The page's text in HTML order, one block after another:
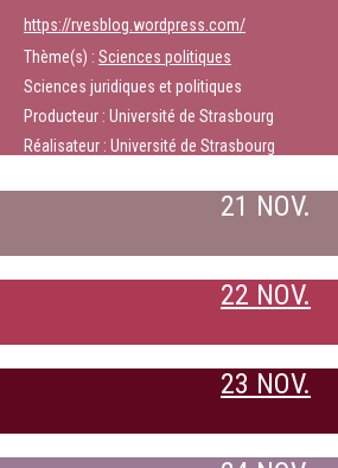
https://rvesblog.wordpress.com/
Thème(s) : Sciences politiques
Sciences juridiques et politiques
Producteur : Université de Strasbourg
Réalisateur : Université de Strasbourg
21 NOV.
22 NOV.
23 NOV.